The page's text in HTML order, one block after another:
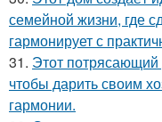
семейной жизни, где
гармонирует с
31. Этот потрясающий
чтобы дарить своим
гармонии.